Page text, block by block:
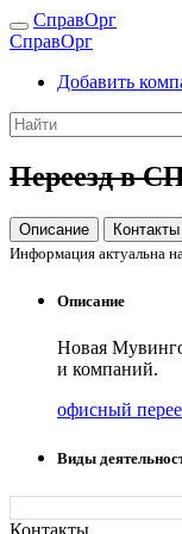
СправОрг
СправОрг
Добавить
Переезд в
Описание Контакты
Информация актуальна
Описание
Новая
и компаний.
офисный
Виды
Контакты